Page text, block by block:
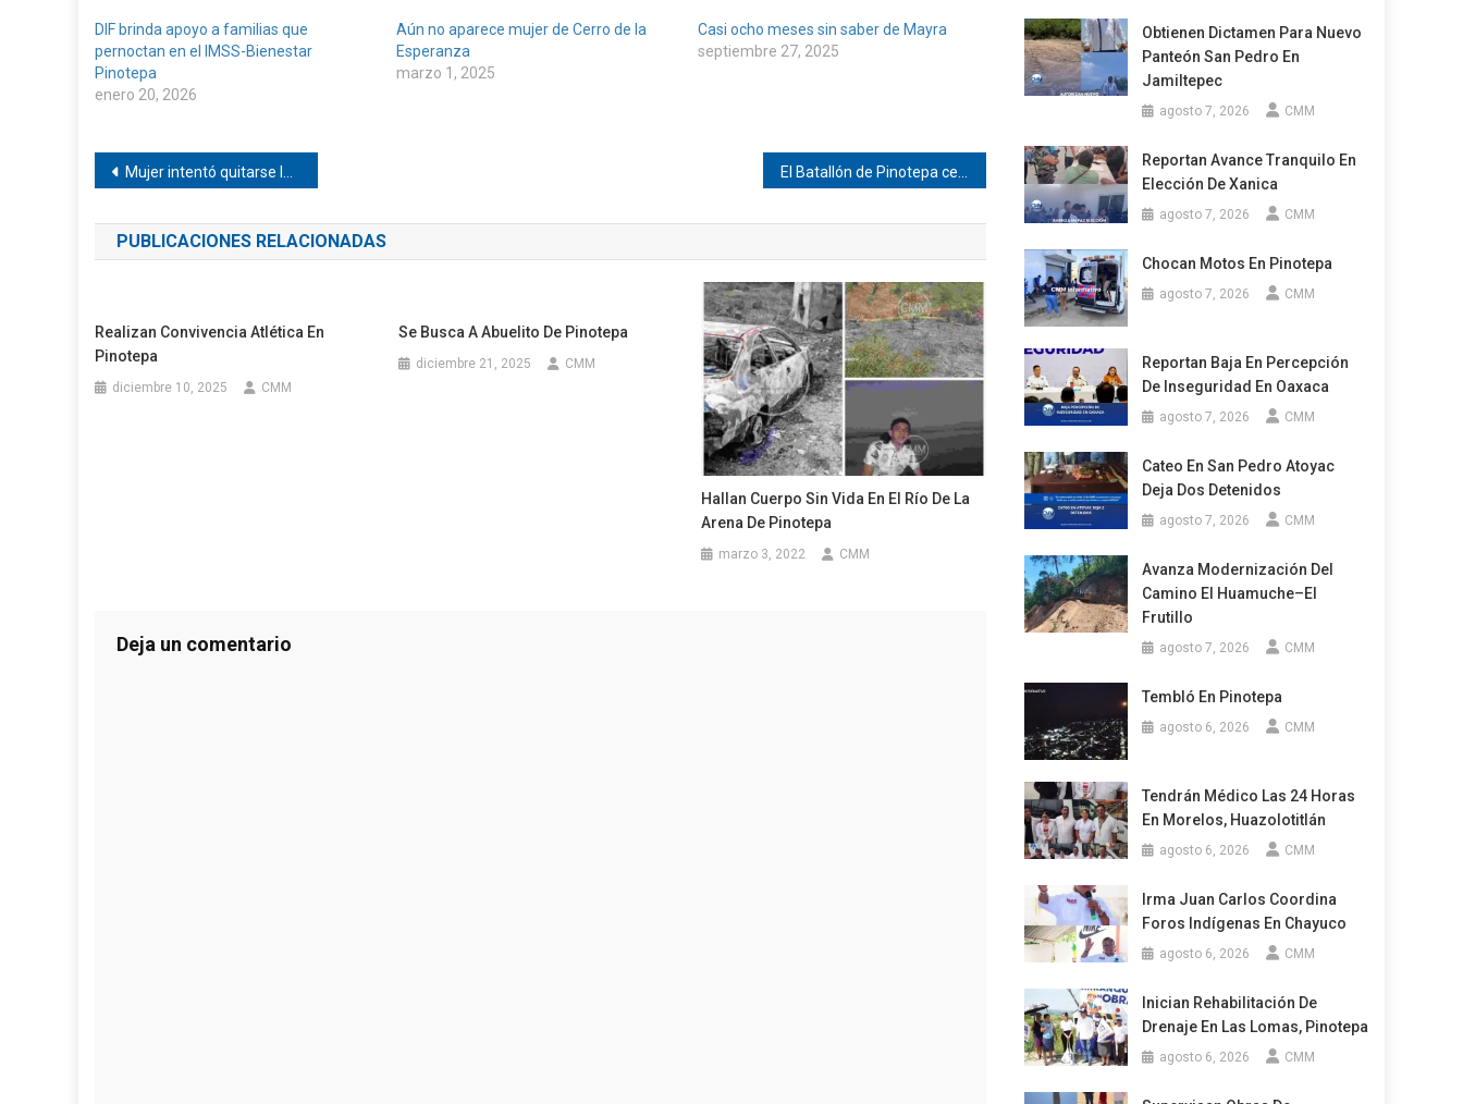
DIF brinda apoyo a familias que
pernoctan en el IMSS-Bienestar
Pinotepa
enero 20, 2026
Aún no aparece mujer de Cerro de la
Esperanza
marzo 1, 2025
Casi ocho meses sin saber de Mayra
septiembre 27, 2025
Navegación
de
entradas
Mujer intentó quitarse la v1d4
PUBLICACIONES RELACIONADAS
Realizan Convivencia Atlética En
Pinotepa
diciembre 10, 2025 CMM
Se Busca A Abuelito De Pinotepa
diciembre 21, 2025 CMM
Hallan Cuerpo Sin Vida En El Río De La
Arena De Pinotepa
marzo 3, 2022 CMM
Deja un comentario
Obtienen Dictamen Para Nuevo
Panteón San Pedro En
Jamiltepec
agosto 7, 2026 CMM
Reportan Avance Tranquilo En
Elección De Xanica
agosto 7, 2026 CMM
Chocan Motos En Pinotepa
agosto 7, 2026 CMM
Reportan Baja En Percepción
De Inseguridad En Oaxaca
agosto 7, 2026 CMM
Cateo En San Pedro Atoyac
Deja Dos Detenidos
agosto 7, 2026 CMM
Avanza Modernización Del
Camino El Huamuche–El
Frutillo
agosto 7, 2026 CMM
Tembló En Pinotepa
agosto 6, 2026 CMM
Tendrán Médico Las 24 Horas
En Morelos, Huazolotitlán
agosto 6, 2026 CMM
Irma Juan Carlos Coordina
Foros Indígenas En Chayuco
agosto 6, 2026 CMM
Inician Rehabilitación De
Drenaje En Las Lomas, Pinotepa
agosto 6, 2026 CMM